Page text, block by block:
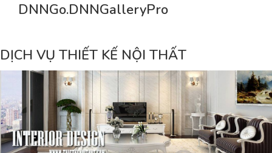
DNNGo.DNNGalleryPro
DỊCH VỤ THIẾT KẾ NỘI THẤT